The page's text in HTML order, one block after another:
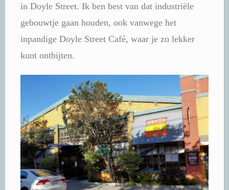
in Doyle Street. Ik ben best van dat industriële
gebouwtje gaan houden, ook vanwege het
inpandige Doyle Street Café, waar je zo lekker
kunt ontbijten.